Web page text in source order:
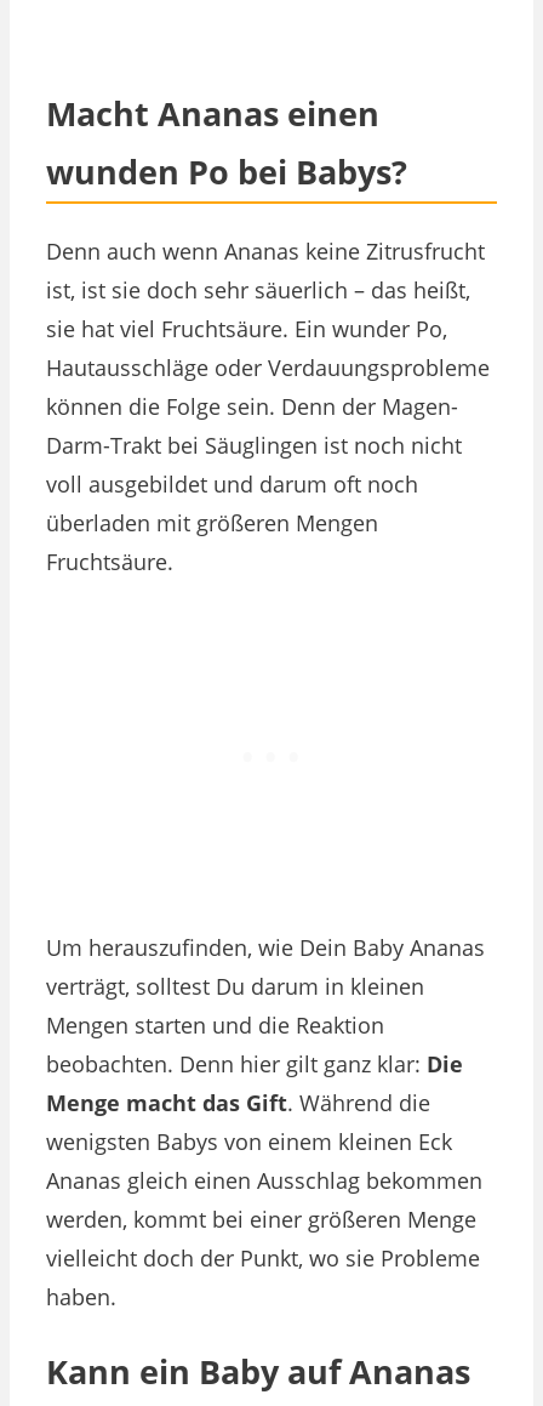
Macht Ananas einen
wunden Po bei Babys?
Denn auch wenn Ananas keine Zitrusfrucht
ist, ist sie doch sehr säuerlich – das heißt,
sie hat viel Fruchtsäure. Ein wunder Po,
Hautausschläge oder Verdauungsprobleme
können die Folge sein. Denn der Magen-
Darm-Trakt bei Säuglingen ist noch nicht
voll ausgebildet und darum oft noch
überladen mit größeren Mengen
Fruchtsäure.
Um herauszufinden, wie Dein Baby Ananas
verträgt, solltest Du darum in kleinen
Mengen starten und die Reaktion
beobachten. Denn hier gilt ganz klar: Die
Menge macht das Gift. Während die
wenigsten Babys von einem kleinen Eck
Ananas gleich einen Ausschlag bekommen
werden, kommt bei einer größeren Menge
vielleicht doch der Punkt, wo sie Probleme
haben.
Kann ein Baby auf Ananas